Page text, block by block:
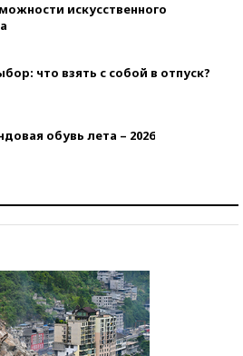
искусственного
что взять с собой в отпуск?
обувь лета – 2026